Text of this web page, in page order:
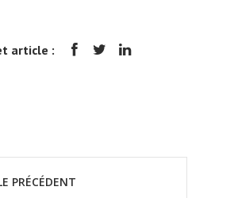
article :
PRÉCÉDENT